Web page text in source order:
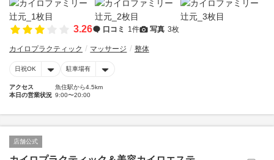
3.26 口コミ 1件 写真 3枚
カイロプラクティック マッサージ 整体
日祝OK 駐車場有
アクセス
魚住駅から4.5km
本日の営業状況 9:00〜20:00
店舗公式